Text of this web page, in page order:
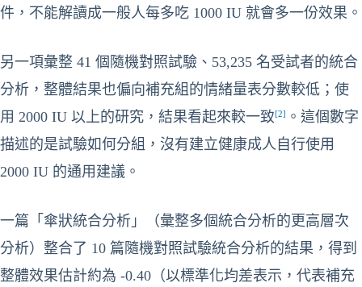
件，不能解讀成一般人每多吃 1000 IU 就會多一份效果。
另一項彙整 41 個隨機對照試驗、53,235 名受試者的統合
分析，整體結果也偏向補充組的情緒量表分數較低；使
用 2000 IU 以上的研究，結果看起來較一致[2] 。這個數字
描述的是試驗如何分組，沒有建立健康成人自行使用
2000 IU 的通用建議。
一篇「傘狀統合分析」（彙整多個統合分析的更高層次
分析）整合了 10 篇隨機對照試驗統合分析的結果，得到
整體效果估計約為 -0.40（以標準化均差表示，代表補充